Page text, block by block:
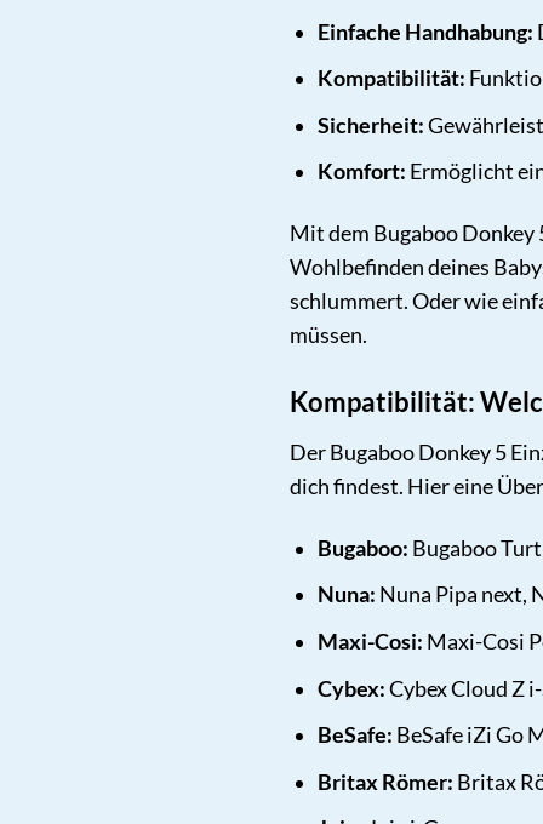
Einfache Handhabung:
Kompatibilität:
Sicherheit:
Komfort: Ermöglicht
Mit dem Bugaboo Donkey
Wohlbefinden deines
schlummert. Oder wie
müssen.
Kompatibilität:
Der Bugaboo Donkey 5
dich findest. Hier eine
Bugaboo: Bugaboo
Nuna: Nuna Pipa next,
Maxi-Cosi: Maxi-Cosi
Cybex:Cybex Cloud Z
BeSafe: BeSafe iZi Go
Britax Römer: Britax